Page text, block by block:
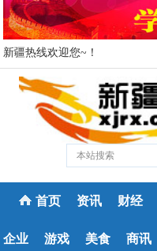
新疆热线欢迎您~！
首页 资讯 财经
企业 游戏 美食 商讯